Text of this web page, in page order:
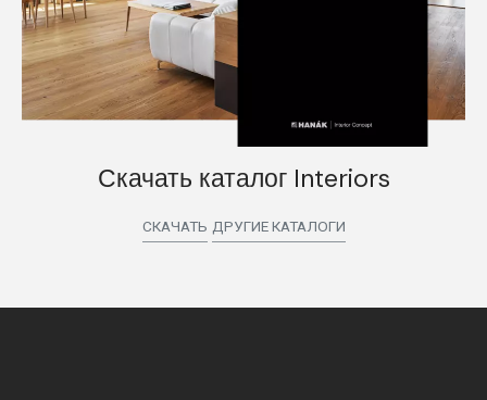
Скачать каталог Interiors
СКАЧАТЬ ДРУГИЕ КАТАЛОГИ